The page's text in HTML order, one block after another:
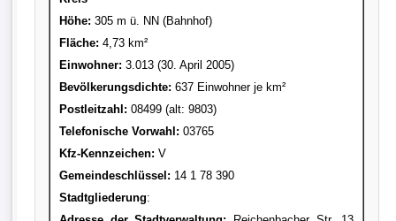
Höhe: 305 m ü. NN (Bahnhof)
Fläche: 4,73 km²
Einwohner: 3.013 (30. April 2005)
Bevölkerungsdichte: 637 Einwohner je km²
Postleitzahl: 08499 (alt: 9803)
Telefonische Vorwahl: 03765
Kfz-Kennzeichen: V
Gemeindeschlüssel: 14 1 78 390
Stadtgliederung: